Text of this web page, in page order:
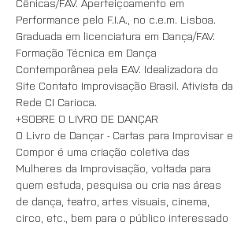
Performance pelo F.I.A., no c.e.m. Lisboa.
Graduada em licenciatura em Dança/FAV.
Formação Técnica em Dança
Contemporânea pela EAV. Idealizadora do
Site Contato Improvisação Brasil. Ativista da
Rede CI Carioca.
+SOBRE O LIVRO DE DANÇAR
O Livro de Dançar - Cartas para Improvisar e
Compor é uma criação coletiva das
Mulheres da Improvisação, voltada para
quem estuda, pesquisa ou cria nas áreas
de dança, teatro, artes visuais, cinema,
circo, etc., bem para o público interessado